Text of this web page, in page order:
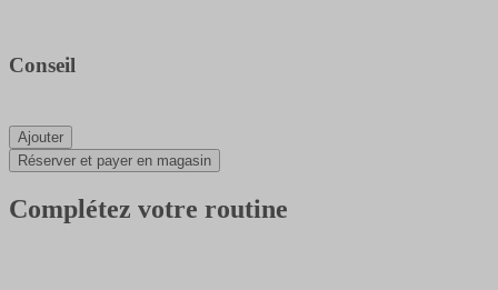
Conseil
Ajouter
Réserver et payer en magasin
Complétez votre routine